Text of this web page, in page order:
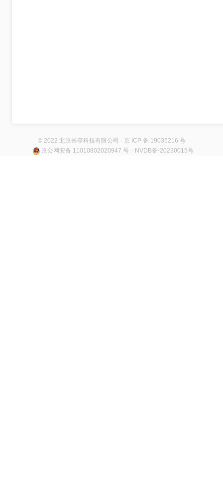
© 2022 北京长亭科技有限公司 · 京 ICP 备 19035216 号
京公网安备 11010802020947 号 · NVDB备-20230015号